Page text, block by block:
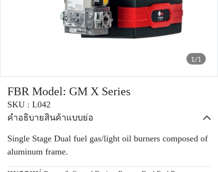
1/1
FBR Model: GM X Series
SKU : L042
คำอธิบายสินค้าแบบย่อ
Single Stage Dual fuel gas/light oil burners composed of
aluminum frame.